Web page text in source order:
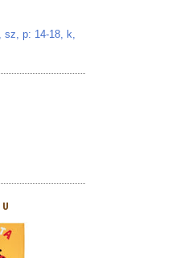
sz, p: 14-18, k,